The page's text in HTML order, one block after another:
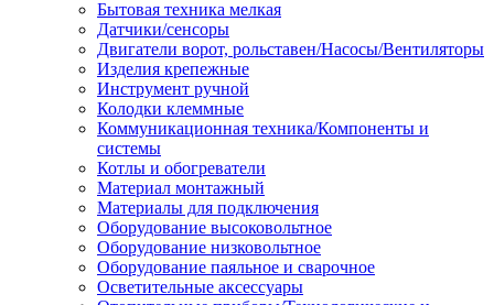
Бытовая техника мелкая
Датчики/сенсоры
Двигатели ворот, рольставен/Насосы/Вентиляторы
Изделия крепежные
Инструмент ручной
Колодки клеммные
Коммуникационная техника/Компоненты и
системы
Котлы и обогреватели
Материал монтажный
Материалы для подключения
Оборудование высоковольтное
Оборудование низковольтное
Оборудование паяльное и сварочное
Осветительные аксессуары